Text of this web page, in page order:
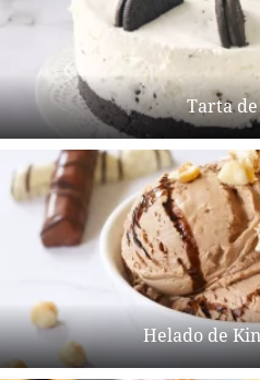
Tarta
Helado de